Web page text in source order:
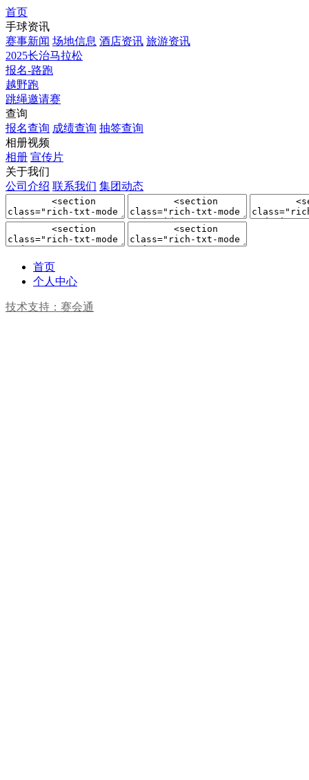
首页
手球资讯
赛事新闻 场地信息 酒店资讯 旅游资讯
2025长治马拉松
报名-路跑
越野跑
跳绳邀请赛
查询
报名查询 成绩查询 抽签查询
相册视频
相册 宣传片
关于我们
公司介绍 联系我们 集团动态
首页
个人中心
技术支持：赛会通